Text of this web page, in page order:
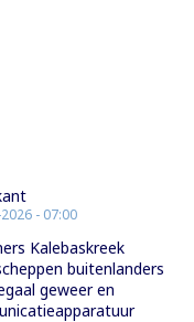
- 07:00
Kalebaskreek
buitenlanders
geweer en